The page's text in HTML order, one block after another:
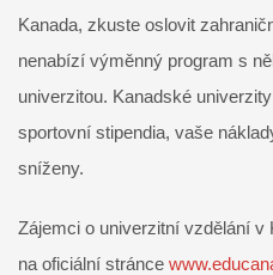
Kanada, zkuste oslovit
nenabízí výměnný program s
univerzitou. Kanadské
sportovní stipendia, vaše
sníženy.
Zájemci o univerzitní vzdělání v
na oficiální stránce